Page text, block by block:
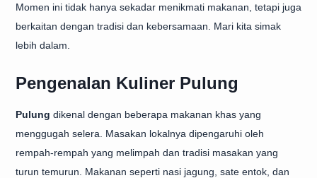
Momen ini tidak hanya sekadar menikmati makanan, tetapi juga
berkaitan dengan tradisi dan kebersamaan. Mari kita simak
lebih dalam.
Pengenalan Kuliner Pulung
Pulung dikenal dengan beberapa makanan khas yang
menggugah selera. Masakan lokalnya dipengaruhi oleh
rempah-rempah yang melimpah dan tradisi masakan yang
turun temurun. Makanan seperti nasi jagung, sate entok, dan